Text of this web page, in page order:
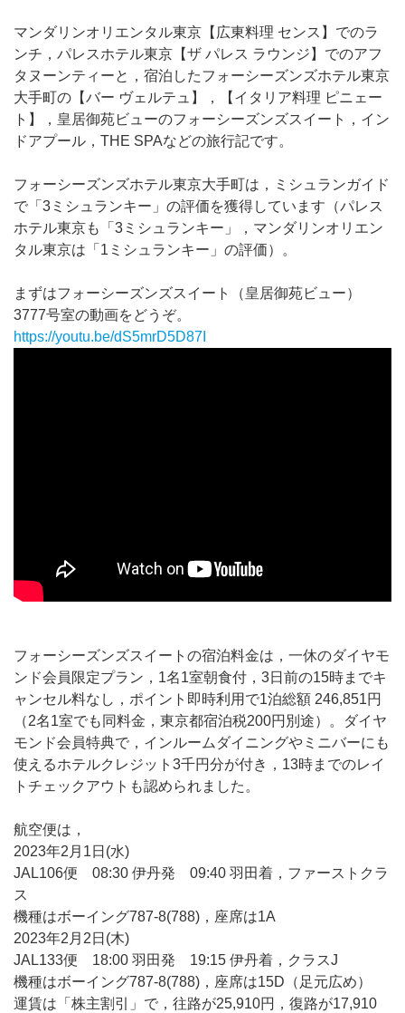
マンダリンオリエンタル東京【広東料理 センス】でのラ
ンチ，パレスホテル東京【ザ パレス ラウンジ】でのアフ
タヌーンティーと，宿泊したフォーシーズンズホテル東京
大手町の【バー ヴェルテュ】，【イタリア料理 ピニェー
ト】，皇居御苑ビューのフォーシーズンズスイート，イン
ドアプール，THE SPAなどの旅行記です。
フォーシーズンズホテル東京大手町は，ミシュランガイド
で「3ミシュランキー」の評価を獲得しています（パレス
ホテル東京も「3ミシュランキー」，マンダリンオリエン
タル東京は「1ミシュランキー」の評価）。
まずはフォーシーズンズスイート（皇居御苑ビュー）
3777号室の動画をどうぞ。
https://youtu.be/dS5mrD5D87I
フォーシーズンズスイートの宿泊料金は，一休のダイヤモ
ンド会員限定プラン，1名1室朝食付，3日前の15時までキ
ャンセル料なし，ポイント即時利用で1泊総額 246,851円
（2名1室でも同料金，東京都宿泊税200円別途）。ダイヤ
モンド会員特典で，インルームダイニングやミニバーにも
使えるホテルクレジット3千円分が付き，13時までのレイ
トチェックアウトも認められました。
航空便は，
2023年2月1日(水)
JAL106便 08:30 伊丹発 09:40 羽田着，ファーストクラ
ス
機種はボーイング787-8(788)，座席は1A
2023年2月2日(木)
JAL133便 18:00 羽田発 19:15 伊丹着，クラスJ
機種はボーイング787-8(788)，座席は15D（足元広め）
運賃は「株主割引」で，往路が25,910円，復路が17,910